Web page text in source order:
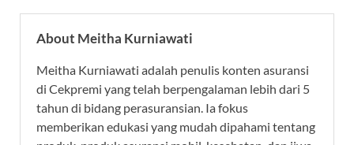
About Meitha Kurniawati
Meitha Kurniawati adalah penulis konten asuransi
di Cekpremi yang telah berpengalaman lebih dari 5
tahun di bidang perasuransian. Ia fokus
memberikan edukasi yang mudah dipahami tentang